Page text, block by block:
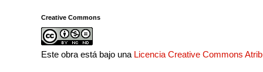
Creative Commons
Este obra está bajo una Licencia Creative Commons